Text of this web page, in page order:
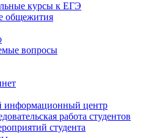
курсы к ЕГЭ
общежития
вопросы
центр
работа студентов
студента